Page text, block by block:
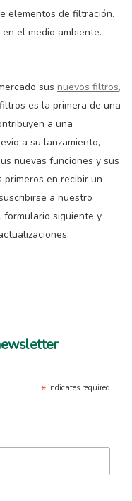
elementos de filtración.
el medio ambiente.
sus nuevos filtros,
es la primera de una
a una
a su lanzamiento,
nuevas funciones y sus
en recibir un
a nuestro
siguiente y
*indicates required